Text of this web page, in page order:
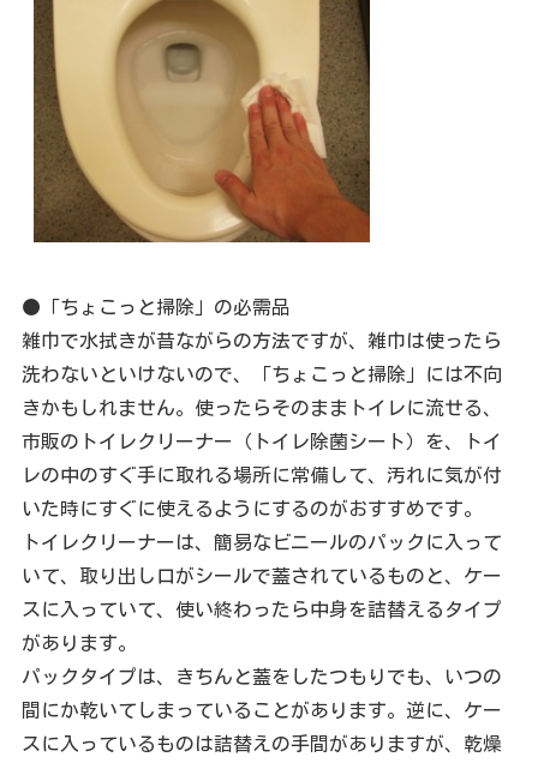
●「ちょこっと掃除」の必需品
雑巾で水拭きが昔ながらの方法ですが、雑巾は使ったら
洗わないといけないので、「ちょこっと掃除」には不向
きかもしれません。使ったらそのままトイレに流せる、
市販のトイレクリーナー（トイレ除菌シート）を、トイ
レの中のすぐ手に取れる場所に常備して、汚れに気が付
いた時にすぐに使えるようにするのがおすすめです。
トイレクリーナーは、簡易なビニールのパックに入って
いて、取り出し口がシールで蓋されているものと、ケー
スに入っていて、使い終わったら中身を詰替えるタイプ
があります。
パックタイプは、きちんと蓋をしたつもりでも、いつの
間にか乾いてしまっていることがあります。逆に、ケー
スに入っているものは詰替えの手間がありますが、乾燥